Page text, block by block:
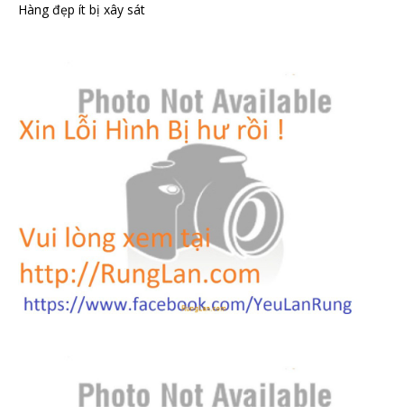
Hàng đẹp ít bị xây sát